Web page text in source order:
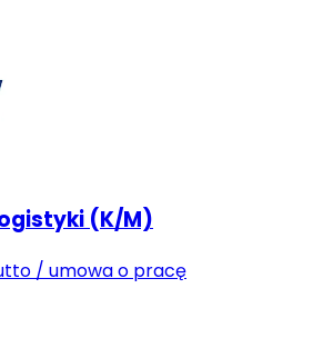
(K/M)
/ umowa o pracę